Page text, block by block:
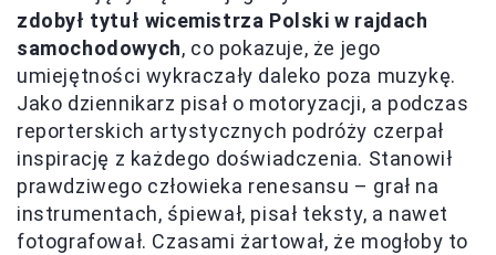
zdobył tytuł wicemistrza Polski w rajdach
samochodowych, co pokazuje, że jego
umiejętności wykraczały daleko poza muzykę.
Jako dziennikarz pisał o motoryzacji, a podczas
reporterskich artystycznych podróży czerpał
inspirację z każdego doświadczenia. Stanowił
prawdziwego człowieka renesansu – grał na
instrumentach, śpiewał, pisał teksty, a nawet
fotografował. Czasami żartował, że mogłoby to